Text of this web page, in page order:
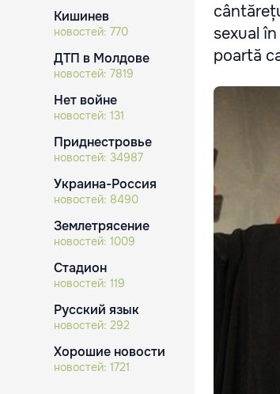
Кишинев
новостей: 770
ДТП в Молдове
новостей: 7819
Нет войне
новостей: 131
Приднестровье
новостей: 34987
Украина-Россия
новостей: 8490
Землетрясение
новостей: 1009
Стадион
новостей: 119
Русский язык
новостей: 292
Хорошие новости
новостей: 1721
sexual
poartă